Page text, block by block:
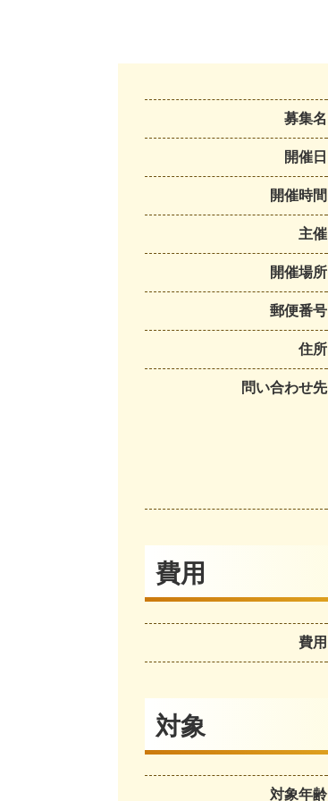
募集名
開催日
開催時間
主催
開催場所
郵便番号
住所
問い合わせ先
費用
費用
対象
対象年齢